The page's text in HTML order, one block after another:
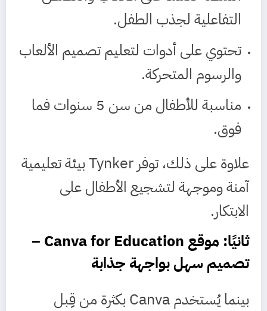
التفاعلية لجذب الطفل.
تحتوي على أدوات لتعليم تصميم الألعاب
والرسوم المتحركة.
مناسبة للأطفال من سن 5 سنوات فما
فوق.
علاوة على ذلك، توفر Tynker بيئة تعليمية
آمنة وموجهة لتشجيع الأطفال على
الابتكار.
ثانيًا: موقع Canva for Education
–
تصميم سهل بواجهة جذابة
بينما يُستخدم Canva بكثرة من قِبل